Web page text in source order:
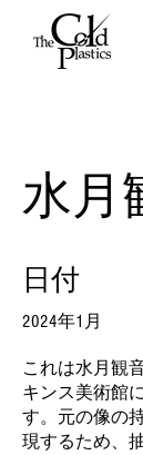
水月
日付
2024年1月
これは水月観
キンス美術館
す。元の像の
現するため、